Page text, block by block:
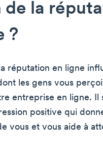
de la
?
réputation en ligne
les gens vous
entreprise en ligne. Il
positive qui
vous et vous aide à